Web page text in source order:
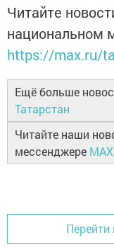
Читайте
национальном
https://max.ru/
Ещё больше
Татарстан
Читайте наши
мессенджере MAX
Перейти